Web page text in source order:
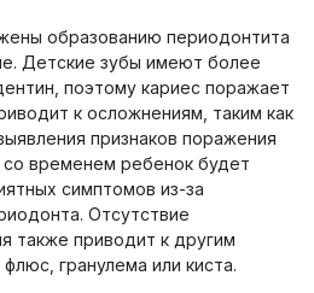
образованию периодонтита
Детские зубы имеют более
поэтому кариес поражает
к осложнениям, таким как
признаков поражения
временем ребенок будет
симптомов из-за
Отсутствие
также приводит к другим
гранулема или киста.